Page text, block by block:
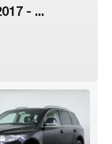
- ...